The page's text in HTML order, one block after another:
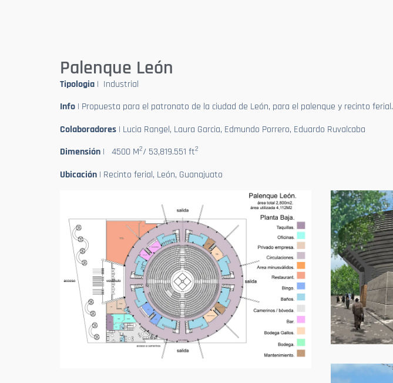
Palenque León
Tipologia | Industrial
Info | Propuesta para el patronato de la ciudad de León, para el palenque y recinto ferial.
Colaboradores | Lucia Rangel, Laura Garcia, Edmundo Porrero, Eduardo Ruvalcaba
Dimensión | 4500 M2/ 53,819.551 ft2
Ubicación | Recinto ferial, León, Guanajuato